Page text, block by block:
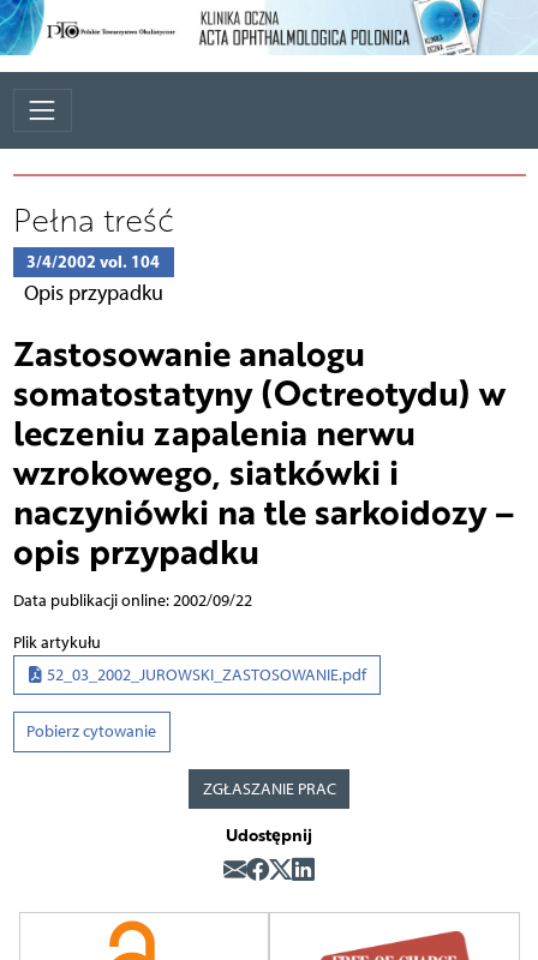
Pełna treść
3/4/2002 vol. 104
Opis przypadku
Zastosowanie analogu
somatostatyny (Octreotydu) w
leczeniu zapalenia nerwu
wzrokowego, siatkówki i
naczyniówki na tle sarkoidozy –
opis przypadku
Data publikacji online: 2002/09/22
Plik artykułu
52_03_2002_JUROWSKI_ZASTOSOWANIE.pdf
Pobierz cytowanie
ZGŁASZANIE PRAC
Udostępnij